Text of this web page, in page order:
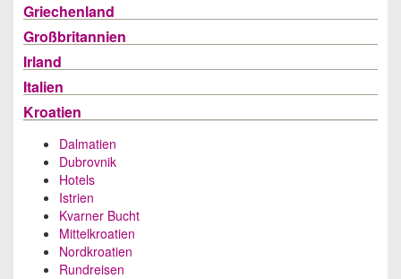
Griechenland
Großbritannien
Irland
Italien
Kroatien
Dalmatien
Dubrovnik
Hotels
Istrien
Kvarner Bucht
Mittelkroatien
Nordkroatien
Rundreisen